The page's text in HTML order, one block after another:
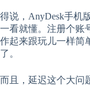
得说，AnyDesk手机
一看就懂。注册个账
作起来跟玩儿一样简
了。
而且，延迟这个大问